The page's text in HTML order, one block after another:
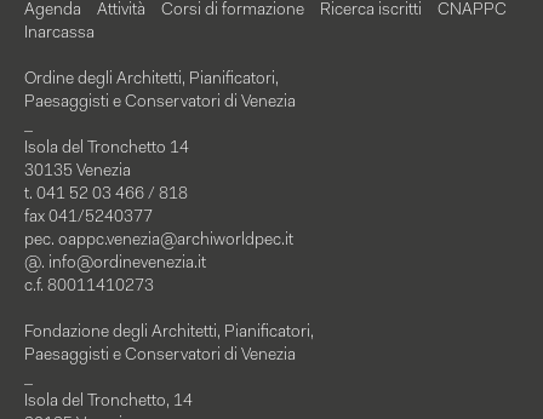
Agenda
Attività Corsi di formazione Ricerca iscritti
CNAPPC
Inarcassa
Ordine degli Architetti, Pianificatori,
Paesaggisti e Conservatori di Venezia
Isola del Tronchetto 14
30135 Venezia
t. 041 52 03 466 / 818
fax 041/5240377
pec. oappc.venezia@archiworldpec.it
@. info@ordinevenezia.it
c.f. 80011410273
Fondazione degli Architetti, Pianificatori,
Paesaggisti e Conservatori di Venezia
Isola del Tronchetto, 14